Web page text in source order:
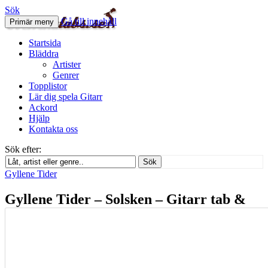
Svenskatabs.se
Sök
Primär meny Gå till innehåll
Startsida
Bläddra
Artister
Genrer
Topplistor
Lär dig spela Gitarr
Ackord
Hjälp
Kontakta oss
Sök efter:
Sök
Gyllene Tider
Gyllene Tider – Solsken – Gitarr tab &